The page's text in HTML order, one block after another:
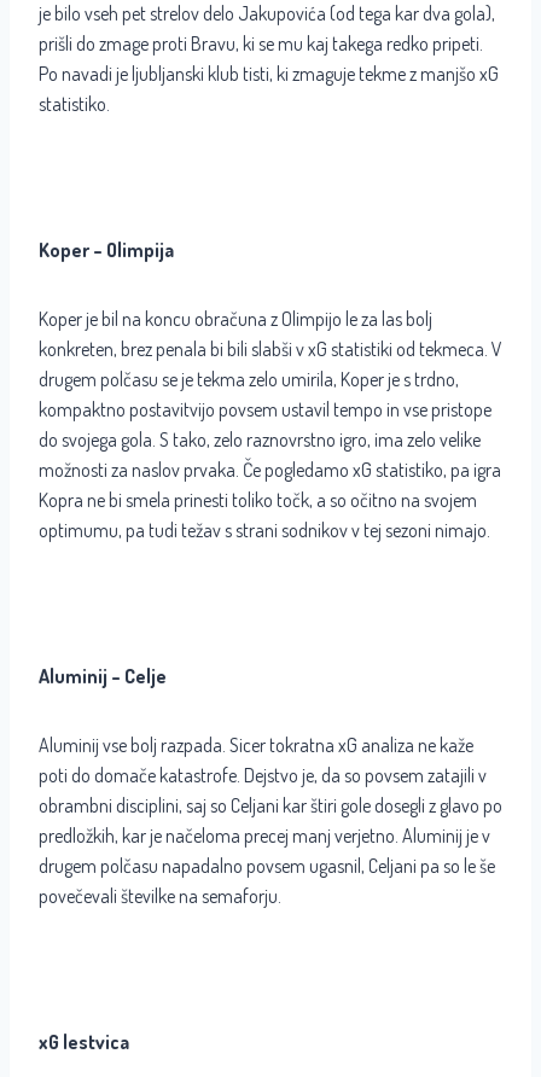
je bilo vseh pet strelov delo Jakupovića (od tega kar dva gola),
prišli do zmage proti Bravu, ki se mu kaj takega redko pripeti.
Po navadi je ljubljanski klub tisti, ki zmaguje tekme z manjšo xG
statistiko.
Koper – Olimpija
Koper je bil na koncu obračuna z Olimpijo le za las bolj
konkreten, brez penala bi bili slabši v xG statistiki od tekmeca. V
drugem polčasu se je tekma zelo umirila, Koper je s trdno,
kompaktno postavitvijo povsem ustavil tempo in vse pristope
do svojega gola. S tako, zelo raznovrstno igro, ima zelo velike
možnosti za naslov prvaka. Če pogledamo xG statistiko, pa igra
Kopra ne bi smela prinesti toliko točk, a so očitno na svojem
optimumu, pa tudi težav s strani sodnikov v tej sezoni nimajo.
Aluminij – Celje
Aluminij vse bolj razpada. Sicer tokratna xG analiza ne kaže
poti do domače katastrofe. Dejstvo je, da so povsem zatajili v
obrambni disciplini, saj so Celjani kar štiri gole dosegli z glavo po
predložkih, kar je načeloma precej manj verjetno. Aluminij je v
drugem polčasu napadalno povsem ugasnil, Celjani pa so le še
povečevali številke na semaforju.
xG lestvica